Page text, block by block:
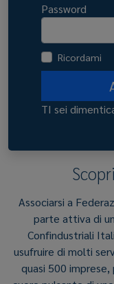
Password
Ricordami
TI sei
Associarsi a
parte attiva di
Confindustriali
usufruire di molti
quasi 500